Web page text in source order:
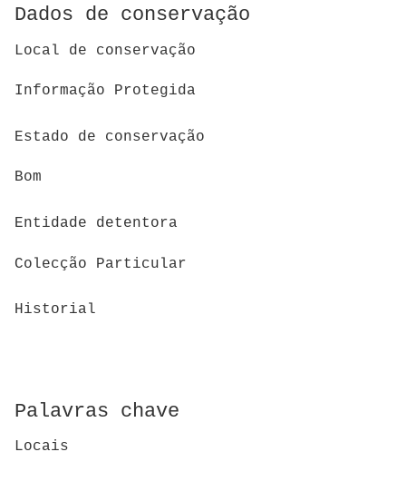
Dados de conservação
Local de conservação
Informação Protegida
Estado de conservação
Bom
Entidade detentora
Colecção Particular
Historial
Palavras chave
Locais